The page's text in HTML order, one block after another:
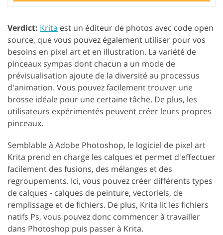
Verdict: Krita est un éditeur de photos avec code open
source, que vous pouvez également utiliser pour vos
besoins en pixel art et en illustration. La variété de
pinceaux sympas dont chacun a un mode de
prévisualisation ajoute de la diversité au processus
d'animation. Vous pouvez facilement trouver une
brosse idéale pour une certaine tâche. De plus, les
utilisateurs expérimentés peuvent créer leurs propres
pinceaux.
Semblable à Adobe Photoshop, le logiciel de pixel art
Krita prend en charge les calques et permet d'effectuer
facilement des fusions, des mélanges et des
regroupements. Ici, vous pouvez créer différents types
de calques - calques de peinture, vectoriels, de
remplissage et de fichiers. De plus, Krita lit les fichiers
natifs Ps, vous pouvez donc commencer à travailler
dans Photoshop puis passer à Krita.